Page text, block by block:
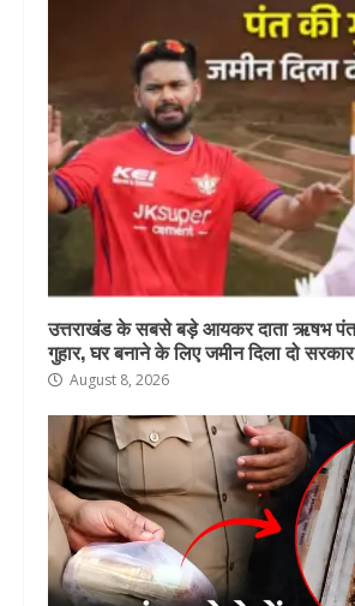
उत्तराखंड के सबसे बड़े आयकर दाता ऋषभ पंत
गुहार, घर बनाने के लिए जमीन दिला दो सरकार
August 8, 2026